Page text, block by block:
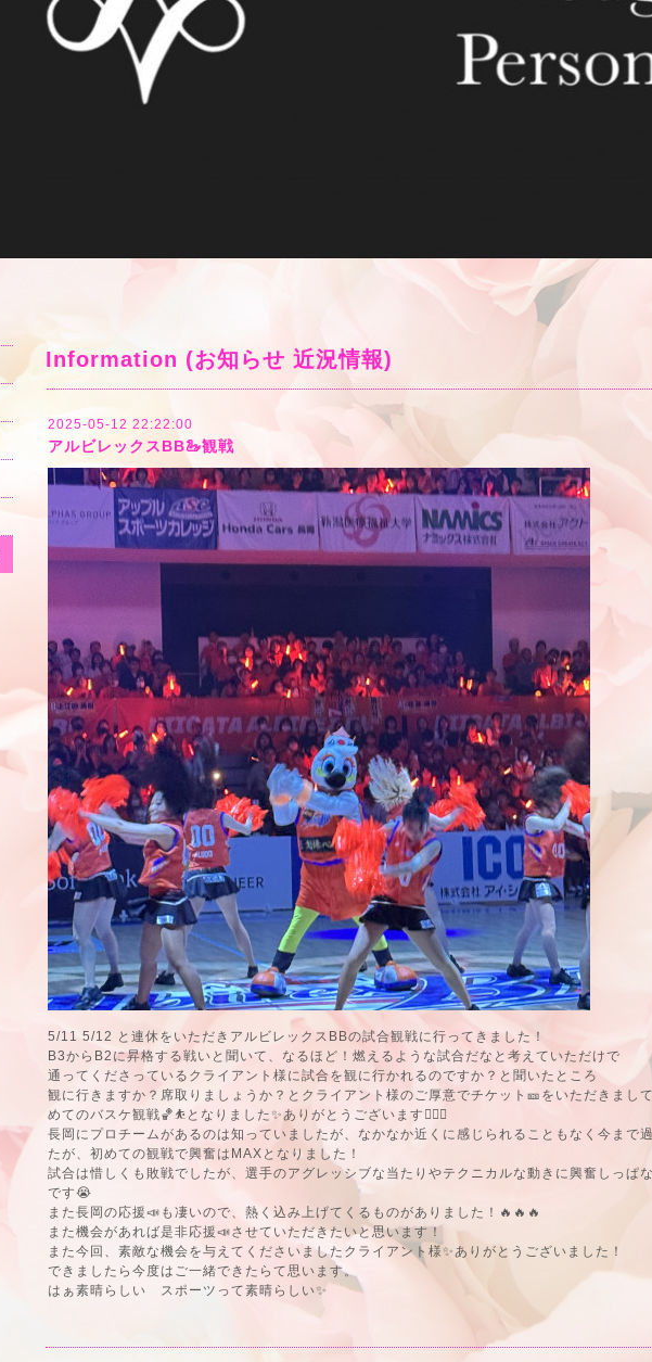
Information (お知らせ 近況情報)
2025-05-12 22:22:00
アルビレックスBB🦢観戦
5/11 5/12 と連休をいただきアルビレックスBBの試合観戦に行ってきました！
B3からB2に昇格する戦いと聞いて、なるほど！燃えるような試合だなと考えていただけで
通ってくださっているクライアント様に試合を観に行かれるのですか？と聞いたところ
観に行きますか？席取りましょうか？とクライアント様のご厚意でチケット🎫をいただきまし
めてのバスケ観戦🏀⛹️となりました✨ありがとうございます🙇🏻‍♂️
長岡にプロチームがあるのは知っていましたが、なかなか近くに感じられることもなく今まで
たが、初めての観戦で興奮はMAXとなりました！
試合は惜しくも敗戦でしたが、選手のアグレッシブな当たりやテクニカルな動きに興奮しっぱ
です😭
また長岡の応援📣も凄いので、熱く込み上げてくるものがありました！🔥🔥🔥
また機会があれば是非応援📣させていただきたいと思います！
また今回、素敵な機会を与えてくださいましたクライアント様✨ありがとうございました！
できましたら今度はご一緒できたらて思います。
はぁ素晴らしい スポーツって素晴らしい✨